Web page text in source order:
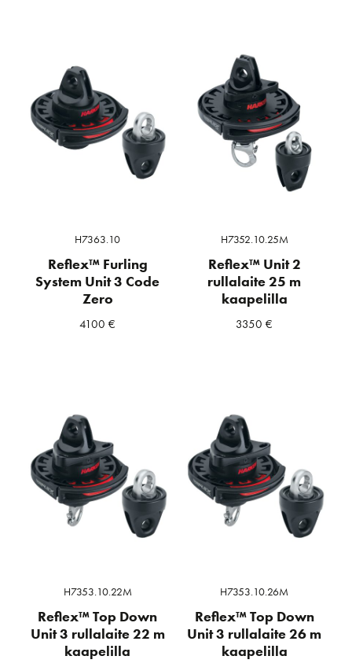
H7363.10
Reflex™ Furling
System Unit 3 Code
Zero
4100€
H7352.10.25M
Reflex™ Unit 2
rullalaite 25 m
kaapelilla
3350€
H7353.10.22M
Reflex™ Top Down
Unit 3 rullalaite 22 m
kaapelilla
H7353.10.26M
Reflex™ Top Down
Unit 3 rullalaite 26 m
kaapelilla